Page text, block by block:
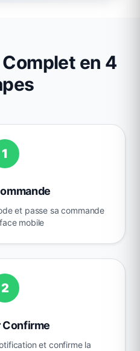
en 4
1
et passe sa commande
mobile
2
et confirme la